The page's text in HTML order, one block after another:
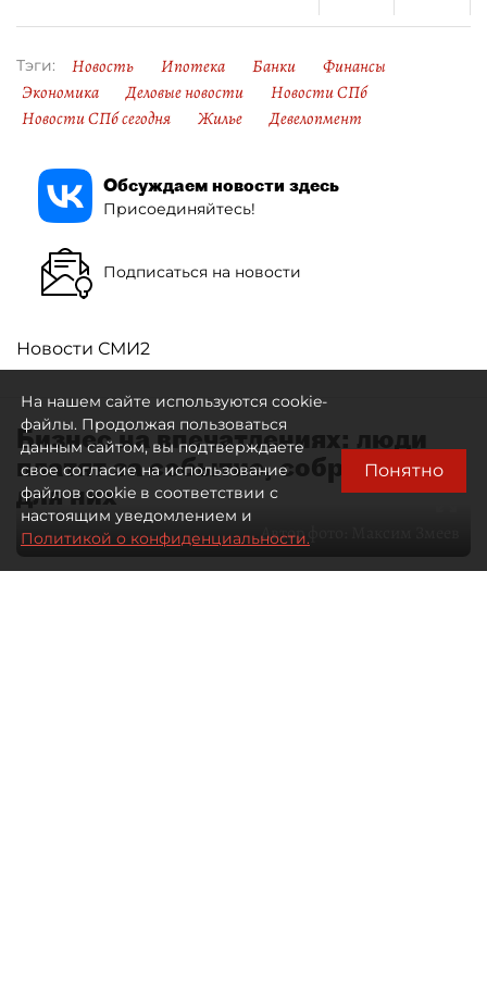
Тэги: Новость Ипотека Банки
Финансы
Экономика
Деловые новости
Новости СПб
Новости СПб сегодня
Жилье Девелопмент
Обсуждаем новости здесь
Присоединяйтесь!
Подписаться на новости
Новости СМИ2
Бизнес на впечатлениях: люди
платят за событие, собранное
для них
Автор фото:
На нашем сайте используются cookie-
файлы. Продолжая пользоваться
данным сайтом, вы подтверждаете
свое согласие на использование
файлов cookie в соответствии с
настоящим уведомлением и
Политикой о конфиденциальности.
Понятно